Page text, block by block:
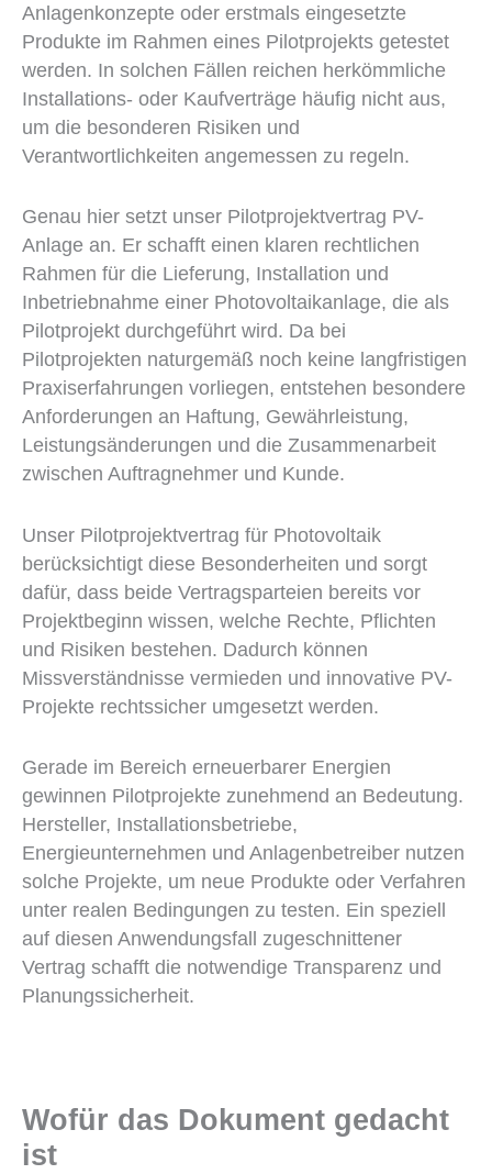
Anlagenkonzepte oder erstmals eingesetzte
Produkte im Rahmen eines Pilotprojekts getestet
werden. In solchen Fällen reichen herkömmliche
Installations- oder Kaufverträge häufig nicht aus,
um die besonderen Risiken und
Verantwortlichkeiten angemessen zu regeln.
Genau hier setzt unser Pilotprojektvertrag PV-
Anlage an. Er schafft einen klaren rechtlichen
Rahmen für die Lieferung, Installation und
Inbetriebnahme einer Photovoltaikanlage, die als
Pilotprojekt durchgeführt wird. Da bei
Pilotprojekten naturgemäß noch keine langfristigen
Praxiserfahrungen vorliegen, entstehen besondere
Anforderungen an Haftung, Gewährleistung,
Leistungsänderungen und die Zusammenarbeit
zwischen Auftragnehmer und Kunde.
Unser Pilotprojektvertrag für Photovoltaik
berücksichtigt diese Besonderheiten und sorgt
dafür, dass beide Vertragsparteien bereits vor
Projektbeginn wissen, welche Rechte, Pflichten
und Risiken bestehen. Dadurch können
Missverständnisse vermieden und innovative PV-
Projekte rechtssicher umgesetzt werden.
Gerade im Bereich erneuerbarer Energien
gewinnen Pilotprojekte zunehmend an Bedeutung.
Hersteller, Installationsbetriebe,
Energieunternehmen und Anlagenbetreiber nutzen
solche Projekte, um neue Produkte oder Verfahren
unter realen Bedingungen zu testen. Ein speziell
auf diesen Anwendungsfall zugeschnittener
Vertrag schafft die notwendige Transparenz und
Planungssicherheit.
Wofür das Dokument gedacht
ist